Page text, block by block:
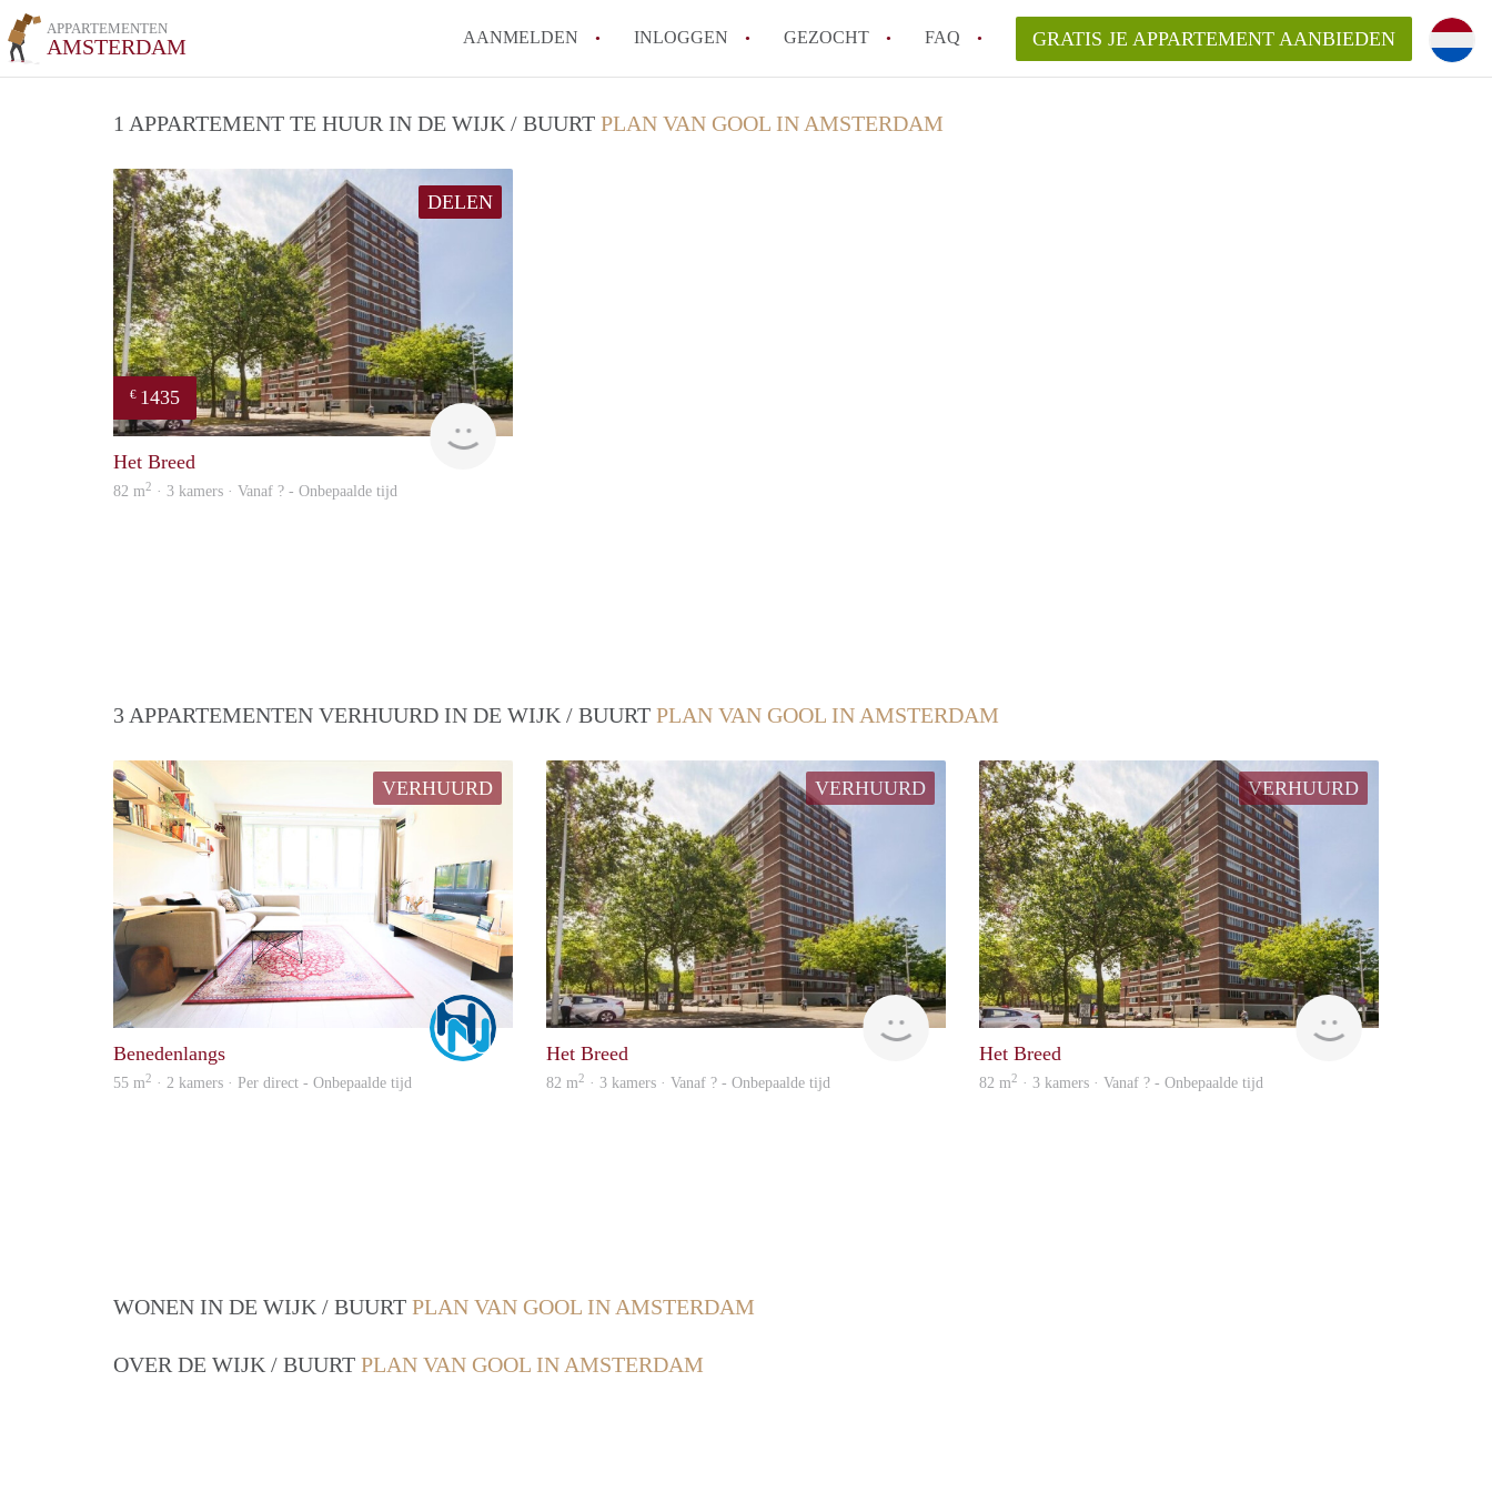
APPARTEMENTEN
AMSTERDAM AANMELDEN INLOGGEN GEZOCHT FAQ GRATIS JE APPARTEMENT AANBIEDEN
1 APPARTEMENT TE HUUR IN DE WIJK / BUURT PLAN VAN GOOL IN AMSTERDAM
DELEN
€ 1435
finder
Het Breed
82 m2 · 3 kamers · Vanaf ? - Onbepaalde tijd
3 APPARTEMENTEN VERHUURD IN DE WIJK / BUURT PLAN VAN GOOL IN AMSTERDAM
VERHUURD
Marco
Benedenlangs
55 m2 · 2 kamers · Per direct - Onbepaalde tijd
VERHUURD
finder
Het Breed
82 m2 · 3 kamers · Vanaf ? - Onbepaalde tijd
VERHUURD
Woning
Het Breed
82 m2 · 3 kamers · Vanaf ? - Onbepaalde tijd
WONEN IN DE WIJK / BUURT PLAN VAN GOOL IN AMSTERDAM
OVER DE WIJK / BUURT PLAN VAN GOOL IN AMSTERDAM